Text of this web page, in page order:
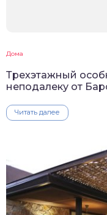
Дома
Трехэтажный
неподалеку от
Читать далее